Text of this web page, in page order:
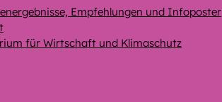
Empfehlungen und Infoposter
für Wirtschaft und Klimaschutz